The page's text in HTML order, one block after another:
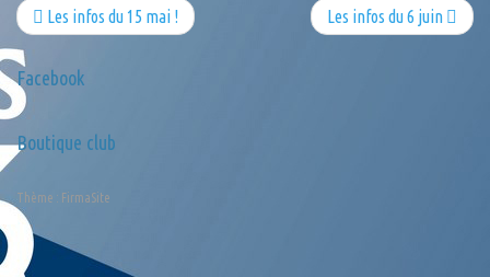
Les infos du 6 juin
Les infos du 15 mai !
Facebook
Boutique club
Thème : FirmaSite